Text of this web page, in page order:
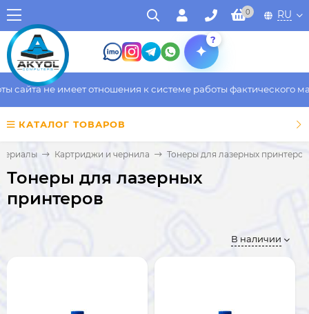
0 RU
?
не имеет отношения к системе работы фактического
КАТАЛОГ ТОВАРОВ
Картриджи и чернила Тонеры для лазерных принтеров
Тонеры для лазерных
принтеров
В наличии